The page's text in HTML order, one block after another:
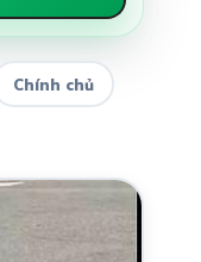
Chính chủ